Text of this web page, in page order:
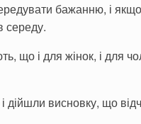
бажанню, і
середу.
що і для жінок, і для
дійшли висновку, що